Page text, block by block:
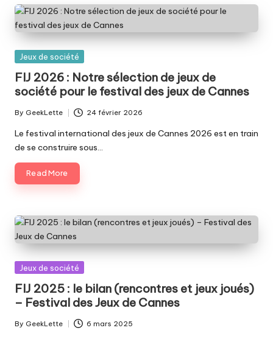
Posted
Jeux de société
FIJ 2026 : Notre sélection de jeux de
société pour le festival des jeux de Cannes
Posted
by
By GeekLette 24 février 2026
Le festival international des jeux de Cannes 2026 est en train
de se construire sous…
Read More
Posted
Jeux de société
FIJ 2025 : le bilan (rencontres et jeux joués)
– Festival des Jeux de Cannes
Posted
By GeekLette 6 mars 2025